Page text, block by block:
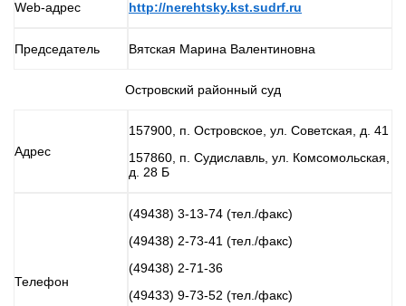
Web-адрес http://nerehtsky.kst.sudrf.ru
Председатель Вятская Марина Валентиновна
Островский районный суд
Адрес
157900, п. Островское, ул. Советская, д. 41
157860, п. Судиславль, ул. Комсомольская,
д. 28 Б
Телефон
(49438) 3-13-74 (тел./факс)
(49438) 2-73-41 (тел./факс)
(49438) 2-71-36
(49433) 9-73-52 (тел./факс)